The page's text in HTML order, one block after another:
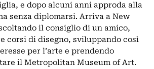
e dopo alcuni anni approda alla
senza diplomarsi. Arriva a New
il consiglio di un amico,
corsi di disegno, sviluppando così
per l’arte e prendendo
il Metropolitan Museum of Art.